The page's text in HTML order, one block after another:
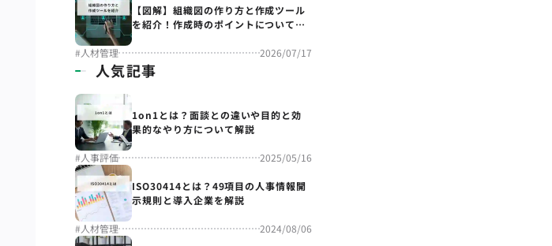
【図解】組織図の作り方と作成ツール
を紹介！作成時のポイントについても
#人材管理 2026/07/17
人気記事
1on1とは？面談との違いや目的と効
果的なやり方について解説
#人事評価 2025/05/16
ISO30414とは？49項目の人事情報開
示規則と導入企業を解説
#人材管理 2024/08/06